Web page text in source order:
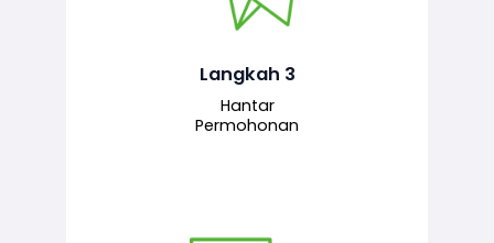
Langkah 3
Hantar
Permohonan
Permohonan yang lengkap dihantar
untuk proses semakan dan
bertanggungjawab.